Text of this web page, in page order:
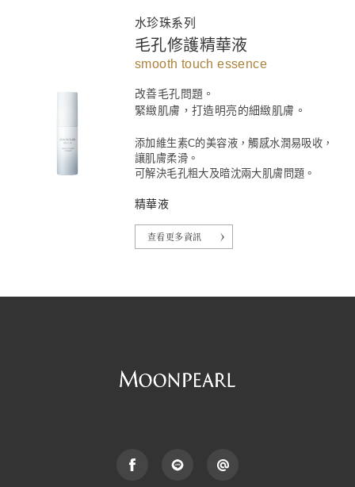
水珍珠系列
毛孔修護精華液
smooth touch essence
改善毛孔問題。
緊緻肌膚，打造明亮的細緻肌膚。
添加維生素C的美容液，觸感水潤易吸收，
讓肌膚柔滑。
可解決毛孔粗大及暗沈兩大肌膚問題。
精華液
查看更多資訊